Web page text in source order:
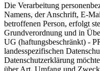
Die Verarbeitung
Namens, der Anschrift, E-
betroffenen Person, erfolgt
Grundverordnung und in
UG (haftungsbeschränkt) -
landesspezifischen
Datenschutzerklärung
über Art, Umfang und